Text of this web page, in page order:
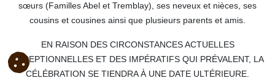
sœurs (Familles Abel et Tremblay), ses neveux et nièces, ses
cousins et cousines ainsi que plusieurs parents et amis.
EN RAISON DES CIRCONSTANCES ACTUELLES
EXCEPTIONNELLES ET DES IMPÉRATIFS QUI PRÉVALENT, LA
CÉLÉBRATION SE TIENDRA À UNE DATE ULTÉRIEURE.